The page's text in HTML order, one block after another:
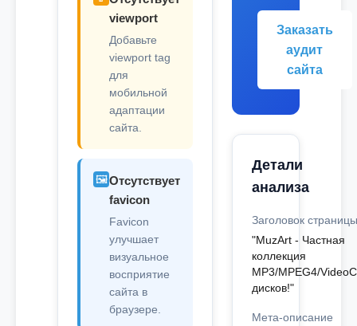
viewport
Добавьте
viewport tag
для
мобильной
адаптации
сайта.
🖼️Отсутствует
favicon
Favicon
улучшает
визуальное
восприятие
сайта в
браузере.
Заказать
аудит
сайта
Детали
анализа
Заголовок страницы
"MuzArt - Частная
коллекция
MP3/MPEG4/
дисков!"
Мета-описание